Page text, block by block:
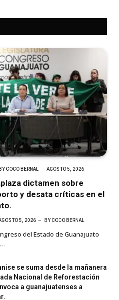
BYCOCO BERNAL AGOSTO 5, 2026
dictamen sobre
y desata críticas en el
5, 2026 BYCOCO BERNAL
del Estado de Guanajuato
se suma desde la mañanera
Nacional de Reforestación
a guanajuatenses a